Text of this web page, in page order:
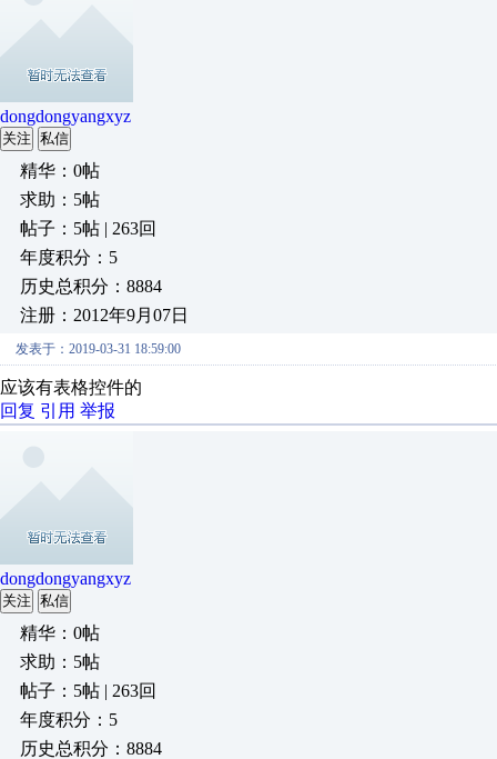
dongdongyangxyz
关注 私信
精华：0帖
求助：5帖
帖子：5帖 | 263回
年度积分：5
历史总积分：8884
注册：2012年9月07日
发表于：2019-03-31 18:59:00
应该有表格控件的
回复 引用 举报
dongdongyangxyz
关注 私信
精华：0帖
求助：5帖
帖子：5帖 | 263回
年度积分：5
历史总积分：8884